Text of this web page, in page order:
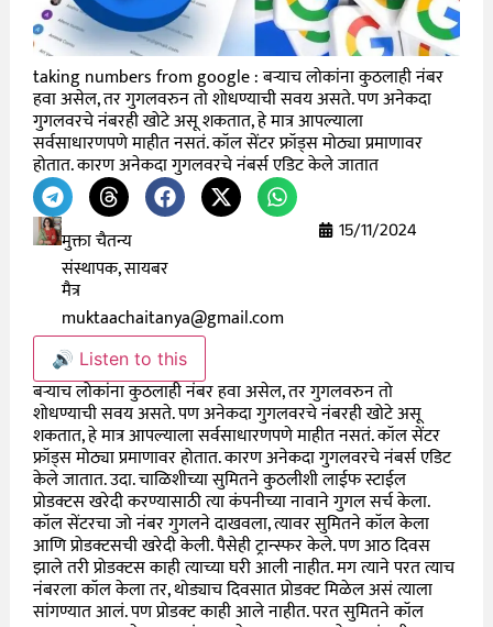
taking numbers from google : बऱ्याच लोकांना कुठलाही नंबर
हवा असेल, तर गुगलवरुन तो शोधण्याची सवय असते. पण अनेकदा
गुगलवरचे नंबरही खोटे असू शकतात, हे मात्र आपल्याला
सर्वसाधारणपणे माहीत नसतं. कॉल सेंटर फ्रॉड्स मोठ्या प्रमाणावर
होतात. कारण अनेकदा गुगलवरचे नंबर्स एडिट केले जातात
मुक्ता चैतन्य
संस्थापक, सायबर
मैत्र
muktaachaitanya@gmail.com
15/11/2024
🔊 Listen to this
बऱ्याच लोकांना कुठलाही नंबर हवा असेल, तर गुगलवरुन तो
शोधण्याची सवय असते. पण अनेकदा गुगलवरचे नंबरही खोटे असू
शकतात, हे मात्र आपल्याला सर्वसाधारणपणे माहीत नसतं. कॉल सेंटर
फ्रॉड्स मोठ्या प्रमाणावर होतात. कारण अनेकदा गुगलवरचे नंबर्स एडिट
केले जातात. उदा. चाळिशीच्या सुमितने कुठलीशी लाईफ स्टाईल
प्रोडक्टस खरेदी करण्यासाठी त्या कंपनीच्या नावाने गुगल सर्च केला.
कॉल सेंटरचा जो नंबर गुगलने दाखवला, त्यावर सुमितने कॉल केला
आणि प्रोडक्टसची खरेदी केली. पैसेही ट्रान्स्फर केले. पण आठ दिवस
झाले तरी प्रोडक्टस काही त्याच्या घरी आली नाहीत. मग त्याने परत त्याच
नंबरला कॉल केला तर, थोड्याच दिवसात प्रोडक्ट मिळेल असं त्याला
सांगण्यात आलं. पण प्रोडक्ट काही आले नाहीत. परत सुमितने कॉल